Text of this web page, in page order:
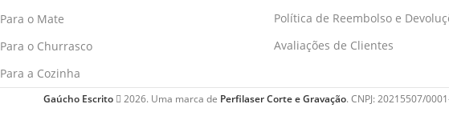
Para o Mate
Para o Churrasco
Para a Cozinha
Política de Reembolso e
Avaliações de Clientes
Gaúcho Escrito 2026. Uma marca de Perfilaser Corte e Gravação. CNPJ: 20215507/